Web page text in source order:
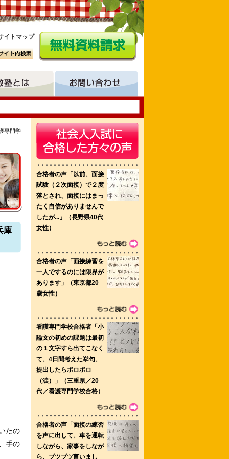
イトマップ
学科 国際医療看護福祉大学校
看護専門学校
愛大学人間生活学部健康栄養学科
浜未来看護専門学校
専門学
庫
たの
手の